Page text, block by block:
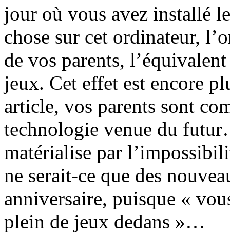
jour où vous avez installé
chose sur cet ordinateur,
de vos parents,
jeux. Cet effet est encore
article, vos parents sont
technologie venue du
matérialise par
ne serait-ce que des
anniversaire, puisque «
plein de jeux dedans »…